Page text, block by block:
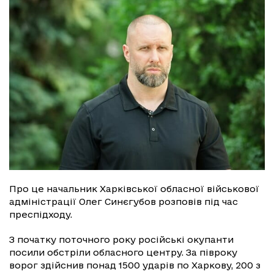
Про це начальник Харківської обласної військової
адміністрації Олег Синєгубов розповів під час
преспідходу.
З початку поточного року російські окупанти
посили обстріли обласного центру. За півроку
ворог здійснив понад 1500 ударів по Харкову, 200 з